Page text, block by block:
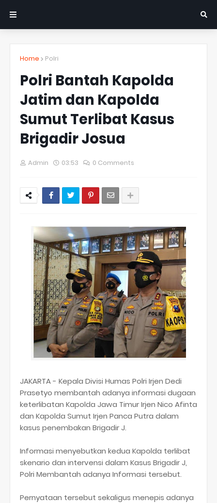
Home Polri
Polri Bantah Kapolda
Jatim dan Kapolda
Sumut Terlibat Kasus
Brigadir Josua
Admin 03:53 0 Comments
JAKARTA - Kepala Divisi Humas Polri Irjen Dedi
Prasetyo membantah adanya informasi dugaan
keterlibatan Kapolda Jawa Timur Irjen Nico Afinta
dan Kapolda Sumut Irjen Panca Putra dalam
kasus penembakan Brigadir J.
Informasi menyebutkan kedua Kapolda terlibat
skenario dan intervensi dalam Kasus Brigadir J,
Polri Membantah adanya Informasi tersebut.
Pernyataan tersebut sekaligus menepis adanya